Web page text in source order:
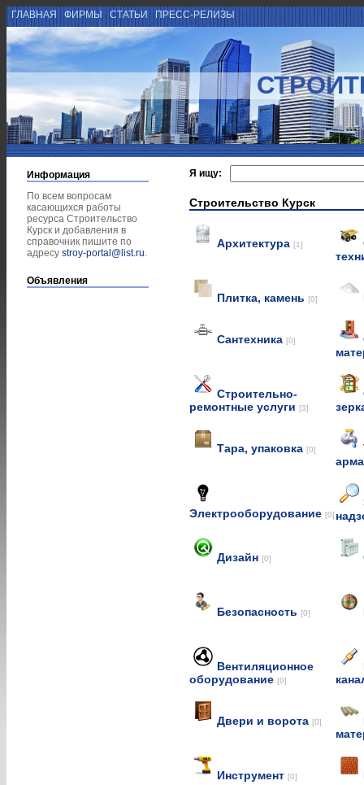
ГЛАВНАЯ ФИРМЫ СТАТЬИ ПРЕСС-РЕЛИЗЫ
Информация
По всем вопросам
касающихся работы
ресурса Строительство
Курск и добавления в
справочник пишите по
адресу stroy-portal@list.ru.
Объявления
Я ищу:
Строительство Курск
Архитектура [1]
Плитка, камень [0]
Сантехника [0]
Строительно-
ремонтные услуги [3]
Тара, упаковка [0]
Электрооборудование [0]
Дизайн [0]
Безопасность [0]
Вентиляционное
оборудование [0]
Двери и ворота [0]
Инструмент [0]